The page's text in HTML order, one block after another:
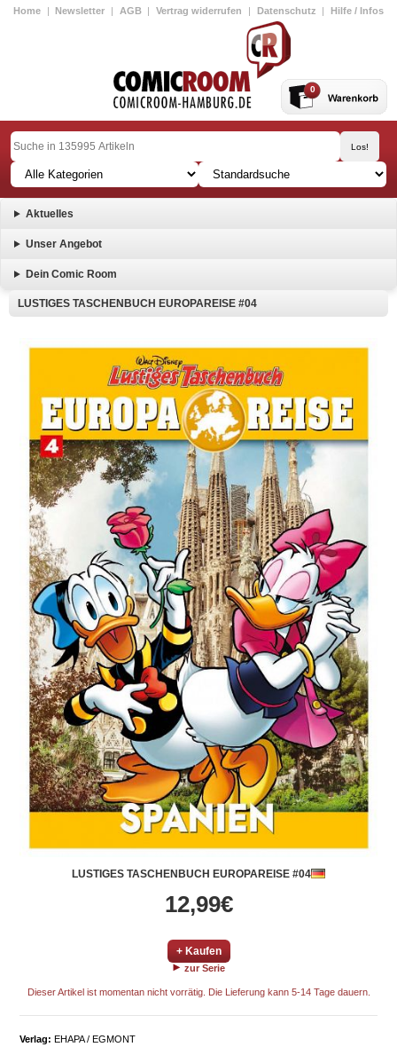
Home | Newsletter | AGB | Vertrag widerrufen | Datenschutz | Hilfe / Infos
0
Aktuelles
Unser Angebot
Dein Comic Room
LUSTIGES TASCHENBUCH EUROPAREISE #04
LUSTIGES TASCHENBUCH EUROPAREISE #04
12,99€
+ Kaufen
zur Serie
Dieser Artikel ist momentan nicht vorrätig. Die Lieferung kann 5-14 Tage dauern.
Verlag: EHAPA / EGMONT